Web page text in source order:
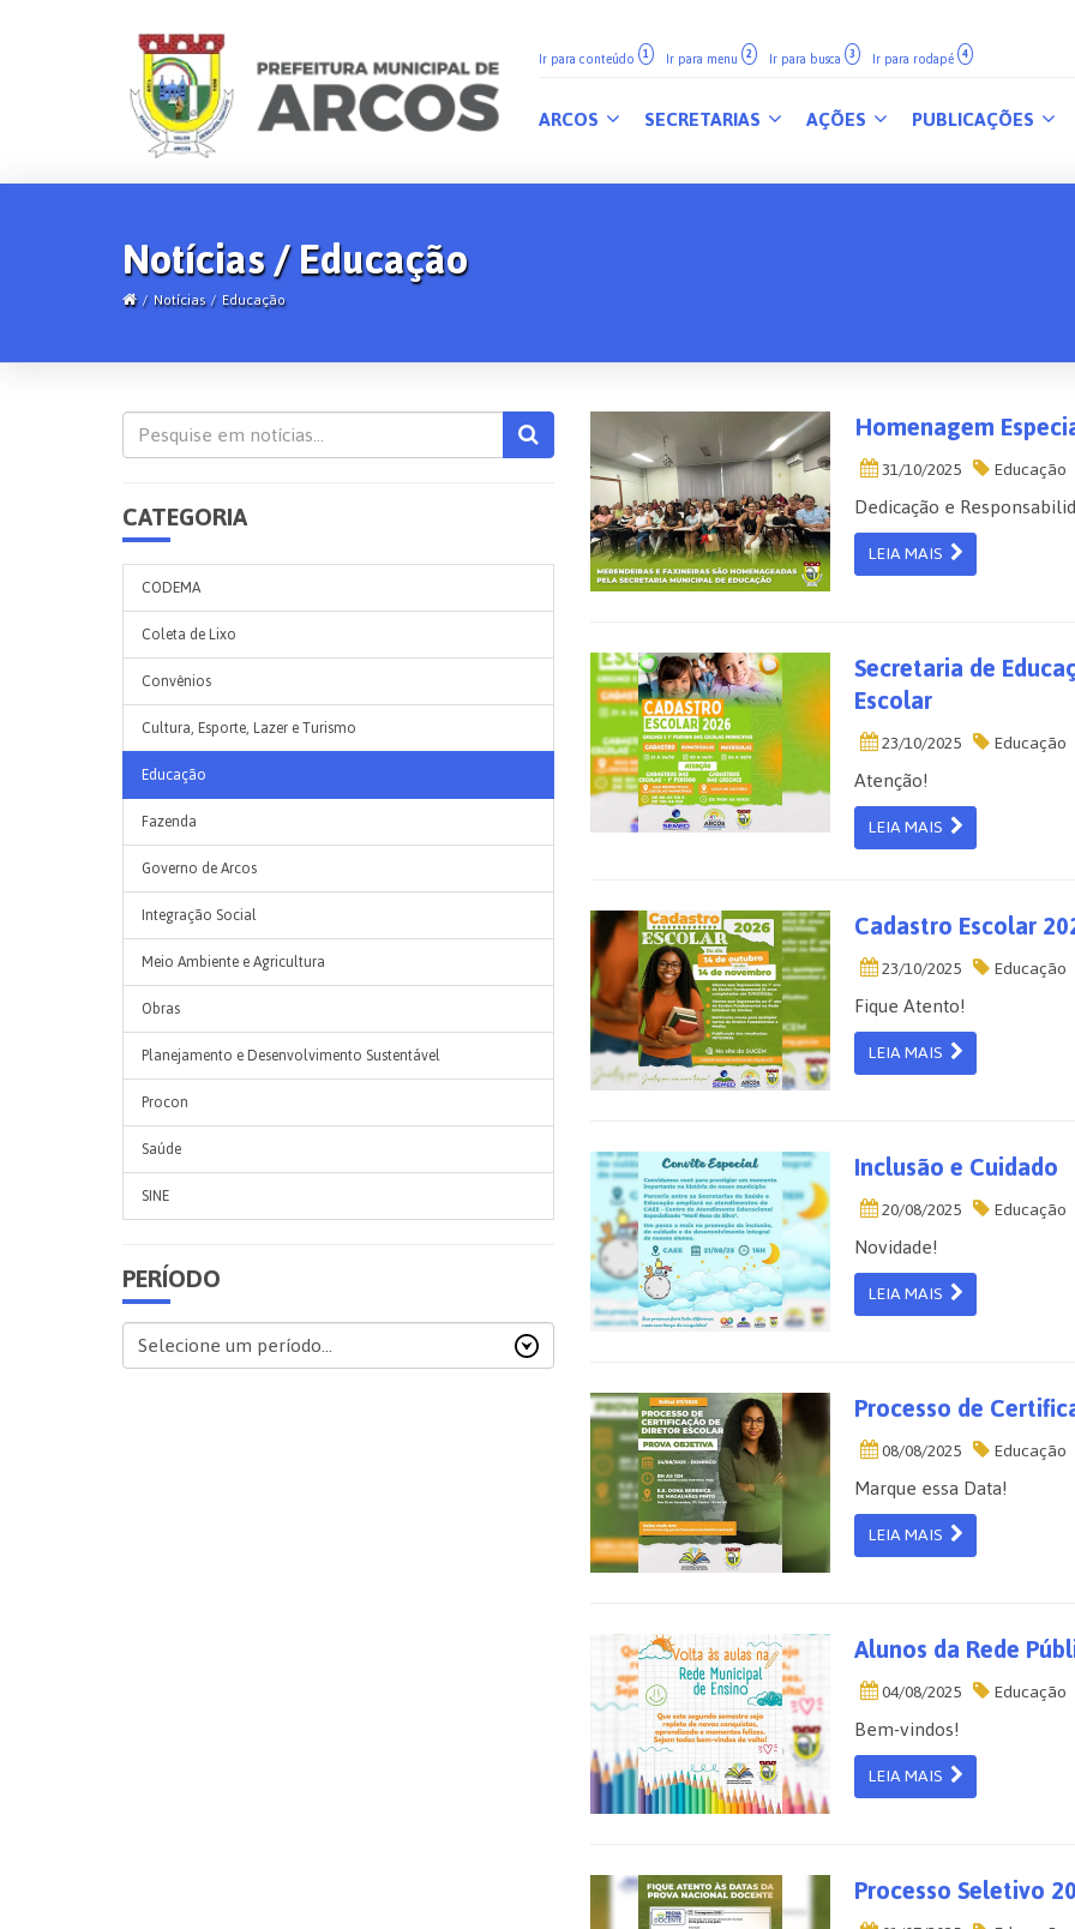
Ir para conteúdo 1 Ir para menu 2 Ir para busca 3 Ir para rodapé 4
ARCOS SECRETARIAS AÇÕES PUBLICAÇÕES
Notícias / Educação
Notícias Educação
CATEGORIA
CODEMA
Coleta de Lixo
Convênios
Cultura, Esporte, Lazer e Turismo
Educação
Fazenda
Governo de Arcos
Integração Social
Meio Ambiente e Agricultura
Obras
Planejamento e Desenvolvimento Sustentável
Procon
Saúde
SINE
PERÍODO
Homenagem
31/10/2025 Educação
Dedicação e
LEIA MAIS
Secretaria de
Escolar
23/10/2025 Educação
Atenção!
LEIA MAIS
Cadastro Escolar
23/10/2025 Educação
Fique Atento!
LEIA MAIS
Inclusão e Cuidado
20/08/2025 Educação
Novidade!
LEIA MAIS
Processo de
08/08/2025 Educação
Marque essa Data!
LEIA MAIS
Alunos da Rede
04/08/2025 Educação
Bem-vindos!
LEIA MAIS
Processo Seletivo